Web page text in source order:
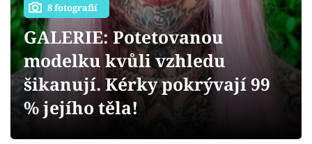
Sex a vztahy
Videa
Sledujte prima+
8 fotografií
GALERIE: Potetovanou
modelku kvůli vzhledu
šikanují. Kérky pokrývají 99
% jejího těla!